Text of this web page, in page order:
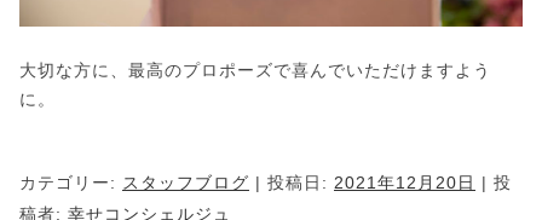
大切な方に、最高のプロポーズで喜んでいただけますよう
に。
カテゴリー: スタッフブログ | 投稿日: 2021年12月20日 | 投
稿者: 幸せコンシェルジュ